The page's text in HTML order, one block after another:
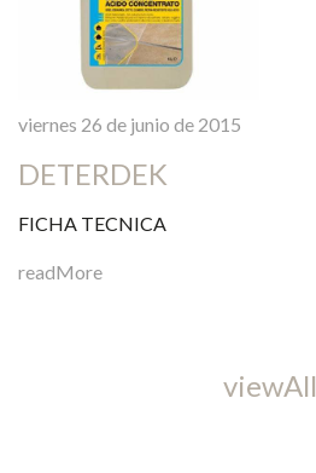
viernes 26 de junio de 2015
DETERDEK
FICHA TECNICA
readMore
viewAll